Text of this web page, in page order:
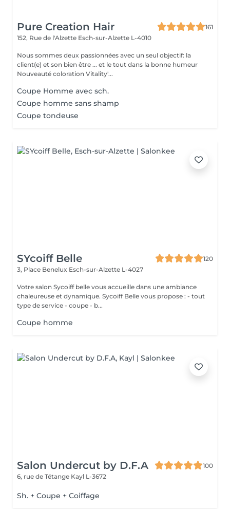
Pure Creation Hair
161
152, Rue de l'Alzette Esch-sur-Alzette L-4010
Nous sommes deux passionnées avec un seul objectif: la
client(e) et son bien être ... et le tout dans la bonne humeur
Nouveauté coloration Vitality'...
Coupe Homme avec sch.
Coupe homme sans shamp
Coupe tondeuse
SYcoiff Belle
120
3, Place Benelux Esch-sur-Alzette L-4027
Votre salon Sycoiff belle vous accueille dans une ambiance
chaleureuse et dynamique. Sycoiff Belle vous propose : - tout
type de service - coupe - b...
Coupe homme
Salon Undercut by D.F.A
100
6, rue de Tétange Kayl L-3672
Sh. + Coupe + Coiffage